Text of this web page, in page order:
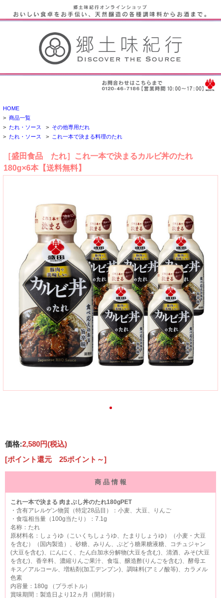
HOME
> 商品一覧
> たれ・ソース > その他専用だれ
> たれ・ソース > これ一本で決まる料理のたれ
［盛田食品 たれ］これ一本で決まるカルビ丼のたれ
180g×6本【送料無料】
価格:2,580円(税込)
[ポイント還元 25ポイント～]
商 品 情 報
これ一本で決まる 肉まぶし丼のたれ180gPET
・含有アレルゲン物質（特定28品目）：小麦、大豆、りんご
・食塩相当量（100g当たり）：7.1g
名称：たれ
原材料名：しょうゆ（こいくちしょうゆ、たまりしょうゆ）（小麦・大豆
を含む）（国内製造）、砂糖、みりん、ぶどう糖果糖液糖、コチュジャン
(大豆を含む)、にんにく、たん白加水分解物(大豆を含む)、清酒、みそ(大豆
を含む)、香辛料、濃縮りんご果汁、食塩、醸造酢(りんごを含む)、酵母エ
キス／アルコール、増粘剤(加工デンプン)、調味料(アミノ酸等)、カラメル
色素
内容量：180g （プラボトル）
賞味期間：製造日より12ヵ月（開封前）